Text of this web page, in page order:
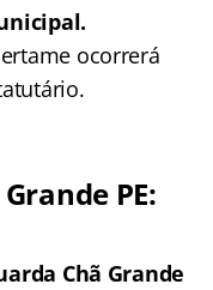
ocorrerá
PE:
Chã Grande